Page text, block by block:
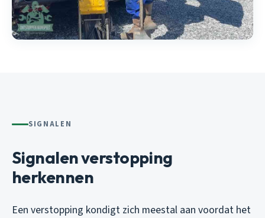
SIGNALEN
Signalen verstopping
herkennen
Een verstopping kondigt zich meestal aan voordat het